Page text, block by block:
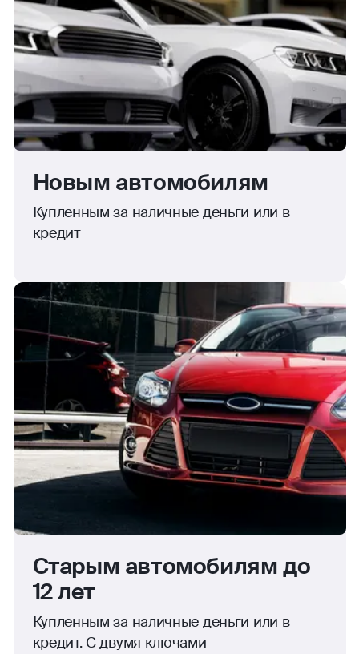
Новым автомобилям
Купленным за наличные деньги или в
кредит
Старым автомобилям до
12 лет
Купленным за наличные деньги или в
кредит. С двумя ключами